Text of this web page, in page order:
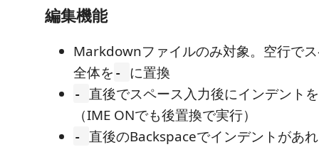
編集機能
Markdownファイルのみ対象。空行で
全体を - に置換
- 直後でスペース入力後にインデント
（IME ONでも後置換で実行）
- 直後のBackspaceでインデントがあ